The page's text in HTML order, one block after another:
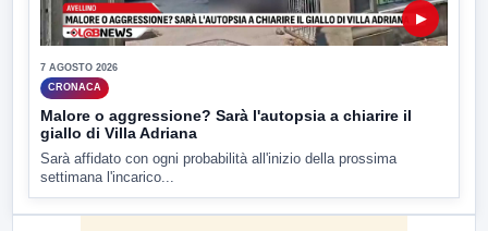
▶
7 AGOSTO 2026
CRONACA
Malore o aggressione? Sarà l'autopsia a chiarire il
giallo di Villa Adriana
Sarà affidato con ogni probabilità all'inizio della prossima
settimana l'incarico...